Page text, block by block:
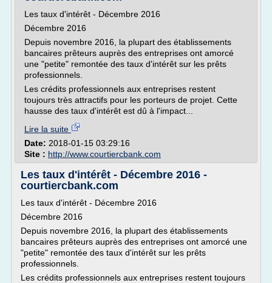
Les taux d'intérêt - Décembre 2016
Décembre 2016
Depuis novembre 2016, la plupart des établissements
bancaires prêteurs auprès des entreprises ont amorcé
une "petite" remontée des taux d'intérêt sur les prêts
professionnels.
Les crédits professionnels aux entreprises restent
toujours très attractifs pour les porteurs de projet. Cette
hausse des taux d'intérêt est dû à l'impact...
Lire la suite
Date: 2018-01-15 03:29:16
Site : http://www.courtiercbank.com
Les taux d'intérêt - Décembre 2016 -
courtiercbank.com
Les taux d'intérêt - Décembre 2016
Décembre 2016
Depuis novembre 2016, la plupart des établissements
bancaires prêteurs auprès des entreprises ont amorcé une
"petite" remontée des taux d'intérêt sur les prêts
professionnels.
Les crédits professionnels aux entreprises restent toujours